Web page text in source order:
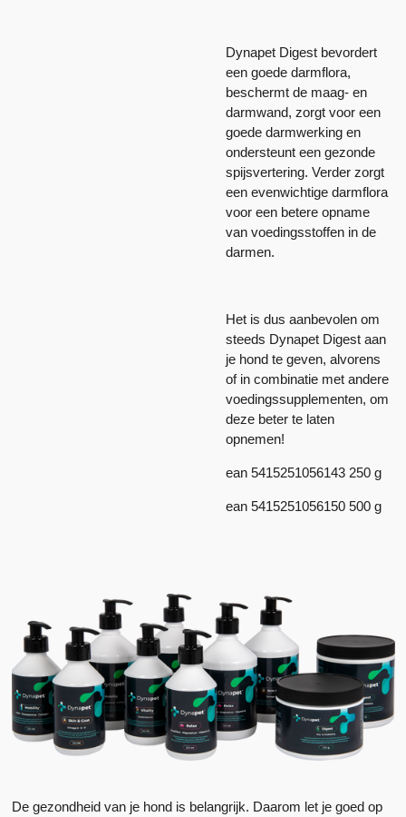
Dynapet Digest bevordert
een goede darmflora,
beschermt de maag- en
darmwand, zorgt voor een
goede darmwerking en
ondersteunt een gezonde
spijsvertering. Verder zorgt
een evenwichtige darmflora
voor een betere opname
van voedingsstoffen in de
darmen.
Het is dus aanbevolen om
steeds Dynapet Digest aan
je hond te geven, alvorens
of in combinatie met andere
voedingssupplementen, om
deze beter te laten
opnemen!
ean 5415251056143 250 g
ean 5415251056150 500 g
De gezondheid van je hond is belangrijk. Daarom let je goed op